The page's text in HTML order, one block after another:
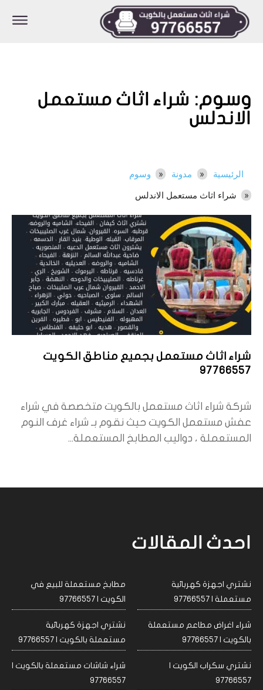
وسوم: شراء اثاث مستعمل
الاندلس
الرئيسية مدونة
وسوم
شراء اثاث مستعمل الاندلس
شراء اثاث مستعمل بجميع مناطق الكويت
97766557
شركة شراء اثاث مستعمل بالكويت متخصصة في شراء
عفش مستعمل الكويت حيث نقوم بـ شراء غرف النوم
المستعملة ، دواليب المطابخ المستعملة...
احدث المقالات
نشتري اجهزة كهربائية
مستعملة | 97766557
مطابخ مستعملة للبيع في
الكويت | 97766557
شراء اغراض مطاعم مستعملة
بالكويت | 97766557
نشتري اجهزة كهربائية
مستعملة بالكويت | 97766557
نشتري سكراب الكويت |
97766557
شراء شاشات مستعملة بالكويت |
97766557